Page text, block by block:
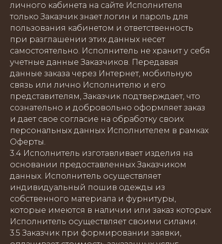
личного кабинета на сайте Исполнителя
только Заказчик знает логин и пароль для
пользования кабинетом и ответственность
при разглашении этих данных несет
самостоятельно. Исполнитель не хранит у себя
учетные данные Заказчиков. Передавая
данные заказа через Интернет, мобильную
связь или лично Исполнителю и его
представителям, Заказчик подтверждает, что
сознательно и добровольно оформляет заказ
и дает свое согласие на обработку своих
персональных данных Исполнителем в рамках
Оферты.
3.4 Исполнитель изготавливает изделия на
основании предоставленных Заказчиком
данных. Исполнитель осуществляет
индивидуальный пошив одежды из
собственного материала и фурнитуры,
которые имеются в наличии или заказ которых
Исполнитель осуществляет своими силами.
3.5 Заказчик при формировании заявки,